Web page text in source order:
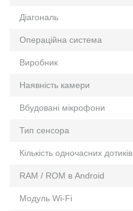
Діагональ
Операційна система
Виробник
Наявність камери
Вбудовані мікрофони
Тип сенсора
Кількість одночасних дотиків
RAM / ROM в Android
Модуль Wi-Fi